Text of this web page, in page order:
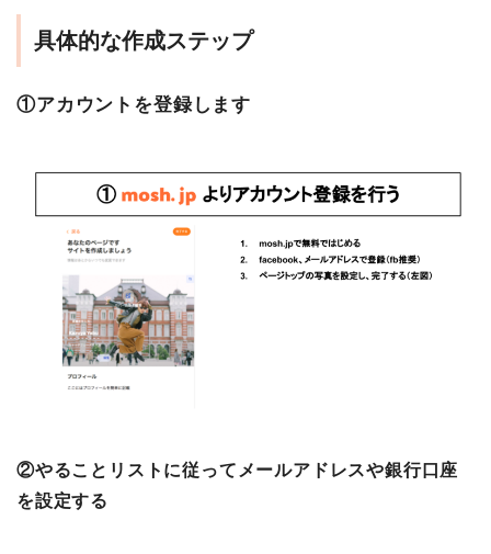
具体的な作成ステップ
①アカウントを登録します
②やることリストに従ってメールアドレスや銀行口座
を設定する